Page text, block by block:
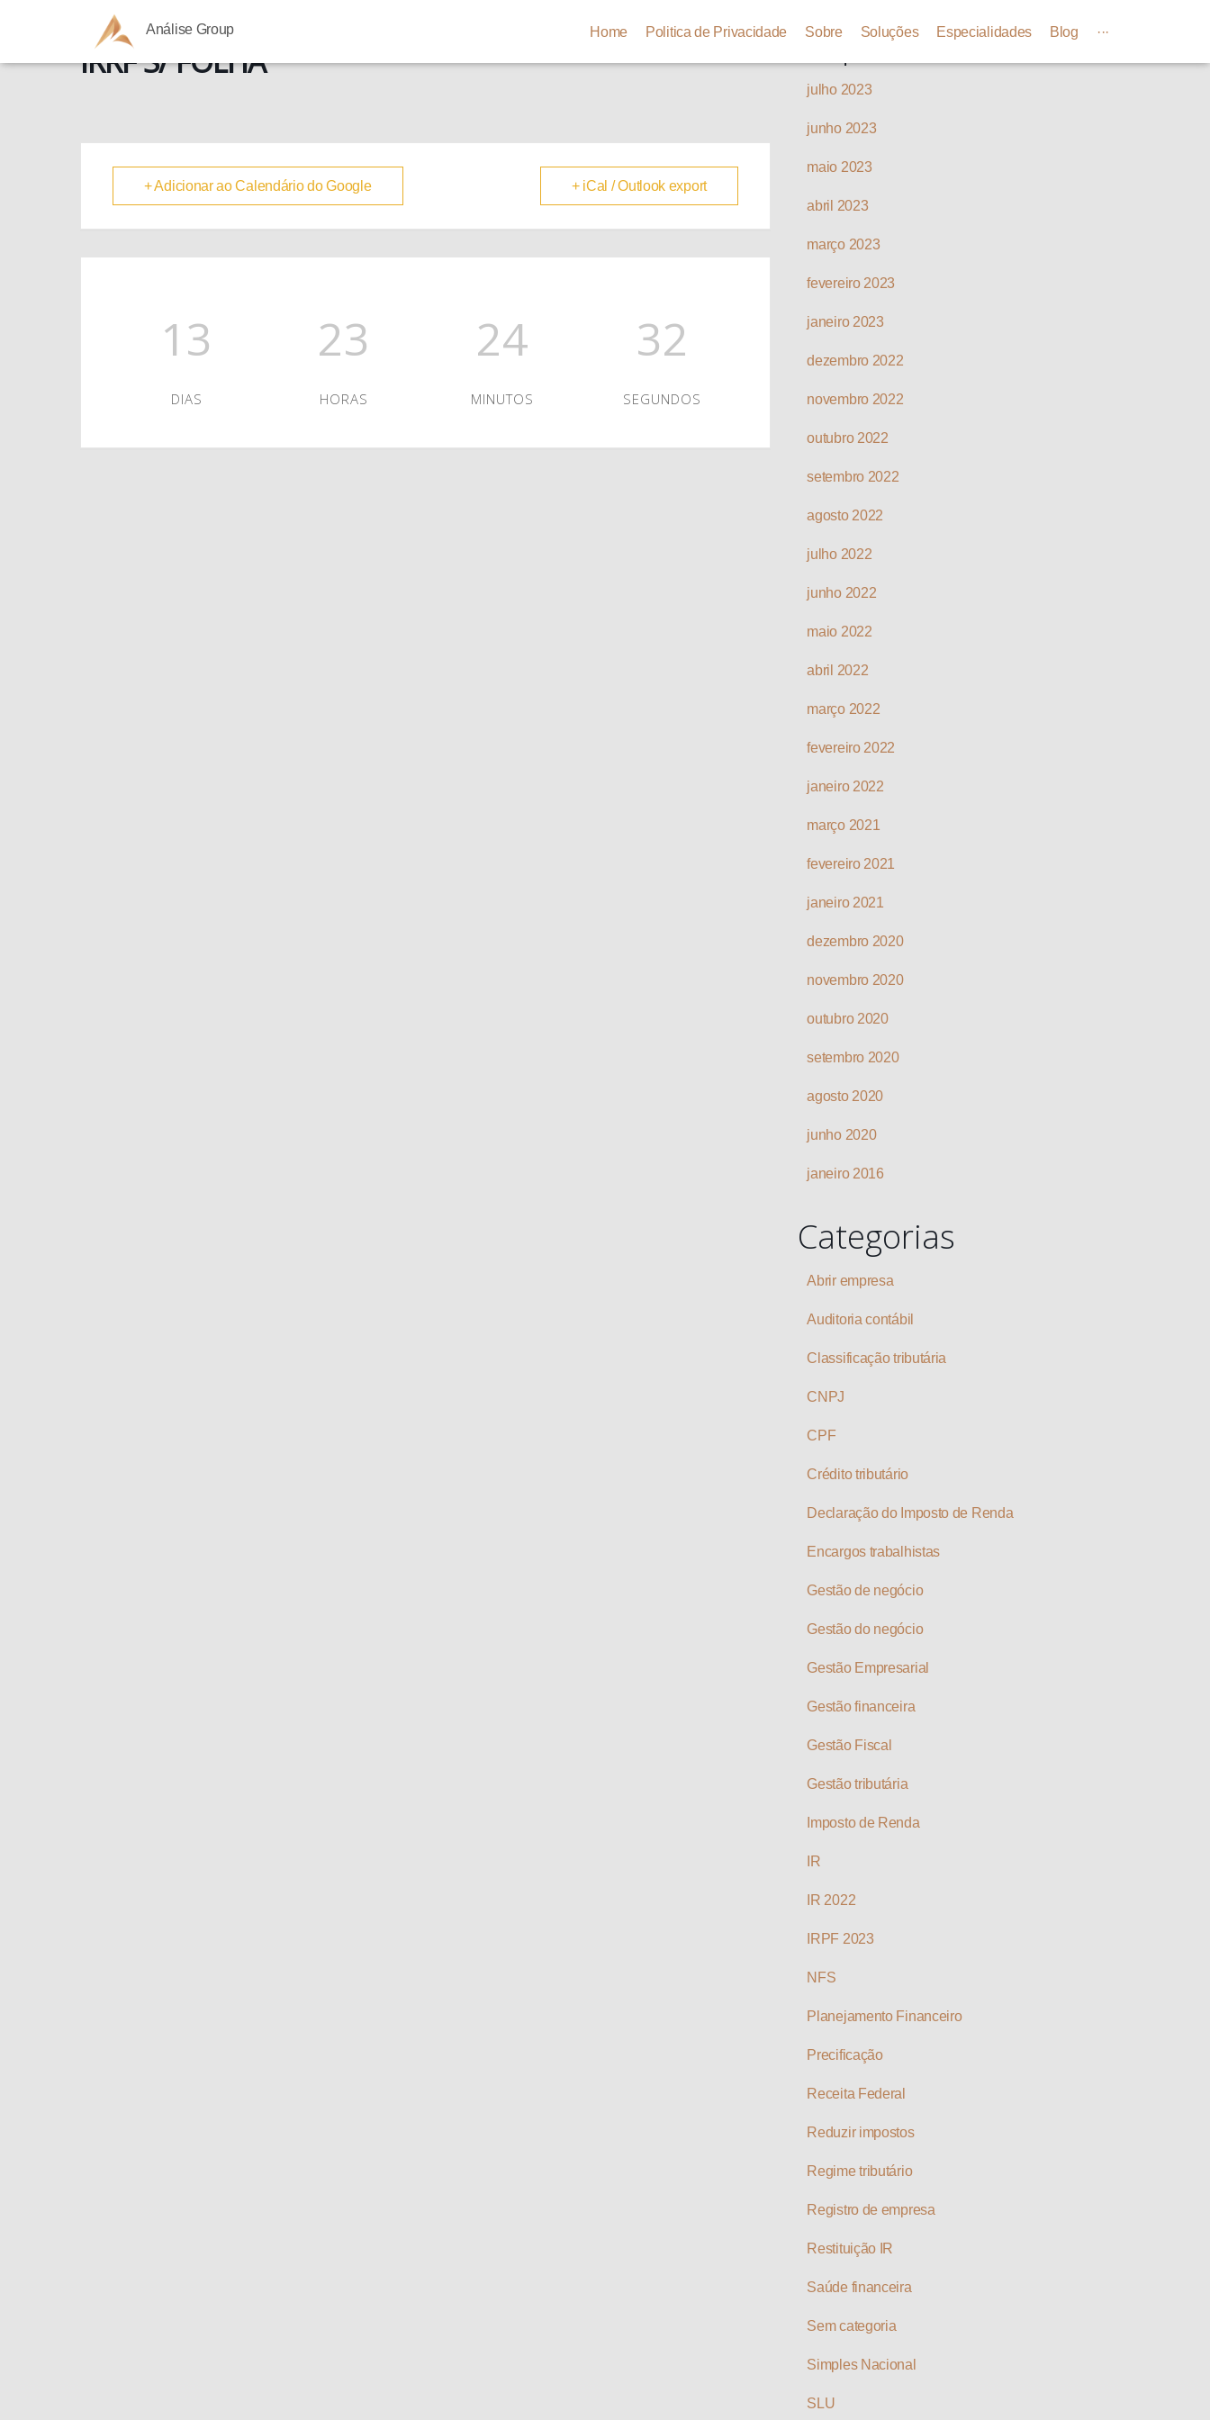
Análise Group Home Politica de Privacidade Sobre Soluções Especialidades Blog ···
IRRF S/ FOLHA
+ Adicionar ao Calendário do Google + iCal / Outlook export
13
DIAS
23
HORAS
24
MINUTOS
31
SEGUNDOS
Arquivos
julho 2023
junho 2023
maio 2023
abril 2023
março 2023
fevereiro 2023
janeiro 2023
dezembro 2022
novembro 2022
outubro 2022
setembro 2022
agosto 2022
julho 2022
junho 2022
maio 2022
abril 2022
março 2022
fevereiro 2022
janeiro 2022
março 2021
fevereiro 2021
janeiro 2021
dezembro 2020
novembro 2020
outubro 2020
setembro 2020
agosto 2020
junho 2020
janeiro 2016
Categorias
Abrir empresa
Auditoria contábil
Classificação tributária
CNPJ
CPF
Crédito tributário
Declaração do Imposto de Renda
Encargos trabalhistas
Gestão de negócio
Gestão do negócio
Gestão Empresarial
Gestão financeira
Gestão Fiscal
Gestão tributária
Imposto de Renda
IR
IR 2022
IRPF 2023
NFS
Planejamento Financeiro
Precificação
Receita Federal
Reduzir impostos
Regime tributário
Registro de empresa
Restituição IR
Saúde financeira
Sem categoria
Simples Nacional
SLU